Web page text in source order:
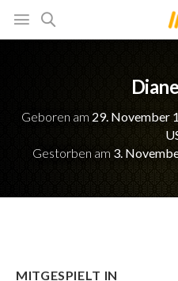
Geboren am 29. November
Gestorben am 3.
MITGESPIELT IN